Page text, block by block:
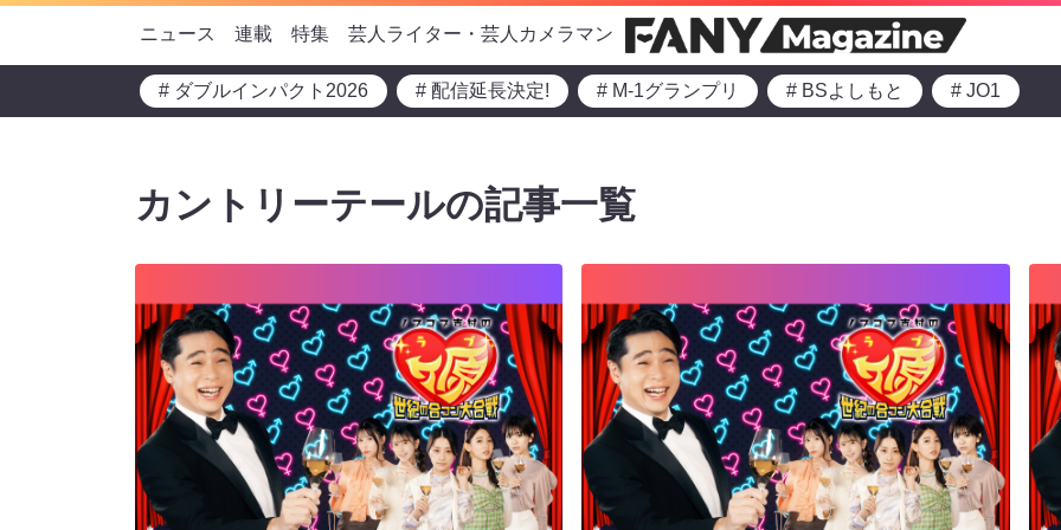
ニュース 連載 特集 芸人ライター・芸人カメラマン
# ダブルインパクト2026 # 配信延長決定! # M-1グランプリ # BSよしもと # JO1
カントリーテールの記事一覧